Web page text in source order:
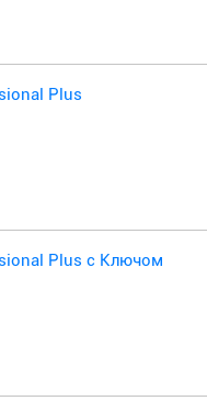
Plus
Plus с Ключом